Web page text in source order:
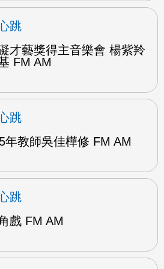
跳
才藝獎得主音樂會 楊紫羚
FM AM
跳
年教師吳佳樺修 FM AM
跳
戲 FM AM